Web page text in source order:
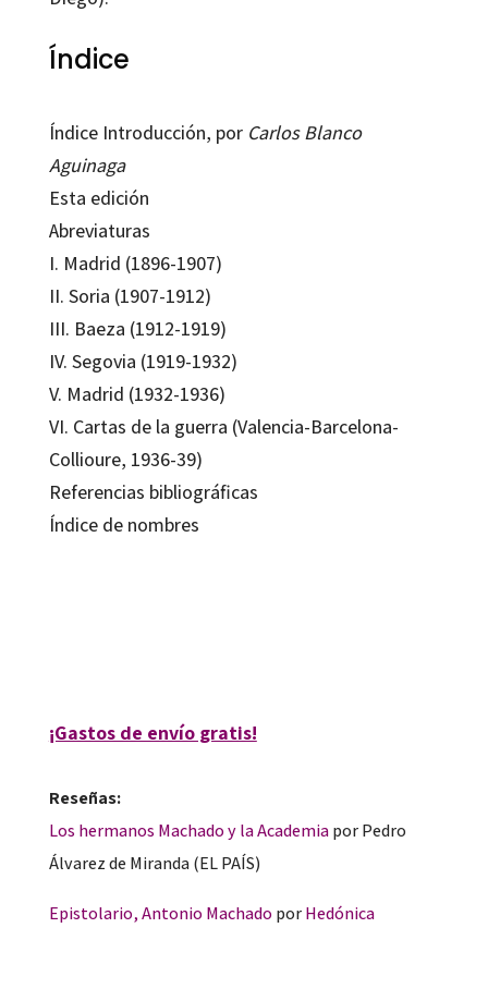
Índice
Índice Introducción, por Carlos Blanco
Aguinaga
Esta edición
Abreviaturas
I. Madrid (1896-1907)
II. Soria (1907-1912)
III. Baeza (1912-1919)
IV. Segovia (1919-1932)
V. Madrid (1932-1936)
VI. Cartas de la guerra (Valencia-Barcelona-
Collioure, 1936-39)
Referencias bibliográficas
Índice de nombres
¡Gastos de envío gratis!
Reseñas:
Los hermanos Machado y la AcademiaporPedro
Álvarez de Miranda (EL PAÍS)
Epistolario, Antonio Machado porHedónica